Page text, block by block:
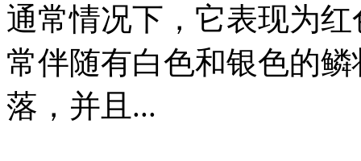
通常情况下，它表现为
常伴随有白色和银色的
落，并且...